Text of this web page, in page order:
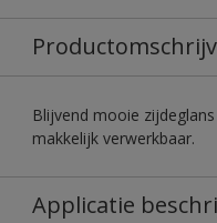
Blijvend mooie
makkelijk verwerkbaar.
Applicatie